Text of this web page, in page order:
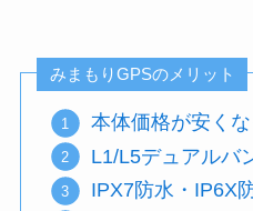
みまもりGPSのメリット
本体価格が安くな
L1/L5デュアルバ
IPX7防水・IP6X